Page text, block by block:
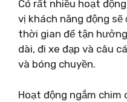
Có rất nhiều hoạt
vị khách năng động
thời gian để tận
dài, đi xe đạp và câu
và bóng chuyền.
Hoạt động ngắm chim